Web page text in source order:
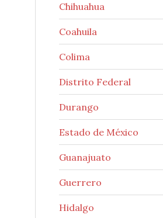
Chihuahua
Coahuila
Colima
Distrito Federal
Durango
Estado de México
Guanajuato
Guerrero
Hidalgo